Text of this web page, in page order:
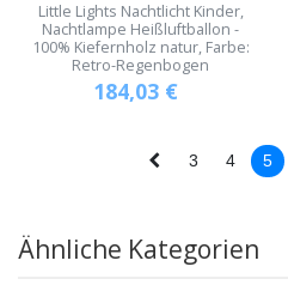
Little Lights Nachtlicht Kinder,
Nachtlampe Heißluftballon -
100% Kiefernholz natur, Farbe:
Retro-Regenbogen
184,03 €
3 4 5
Ähnliche Kategorien